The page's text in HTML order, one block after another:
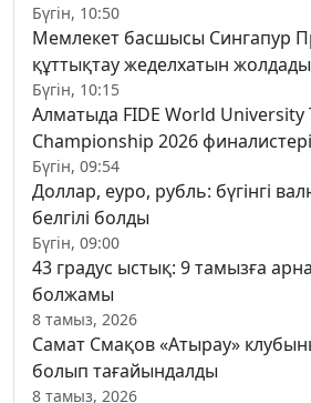
Бүгін, 10:50
Мемлекет басшысы Сингапур
құттықтау жеделхатын жолдады
Бүгін, 10:15
Алматыда FIDE World University
Championship 2026
Бүгін, 09:54
Доллар, еуро, рубль: бүгінгі
белгілі болды
Бүгін, 09:00
43 градус ыстық: 9 тамызға
болжамы
8 тамыз, 2026
Самат Смақов «Атырау»
болып тағайындалды
8 тамыз, 2026